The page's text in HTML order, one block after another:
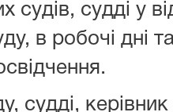
судів, судді у
в робочі дні
судді,